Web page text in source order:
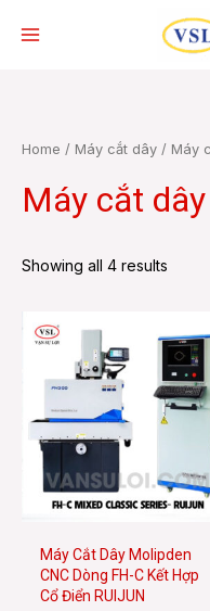
Home / Máy cắt dây / Máy
Máy cắt
Showing all 4 results
Máy Cắt Dây Molipden
CNC Dòng FH-C Kết Hợp
Cổ Điển RUIJUN